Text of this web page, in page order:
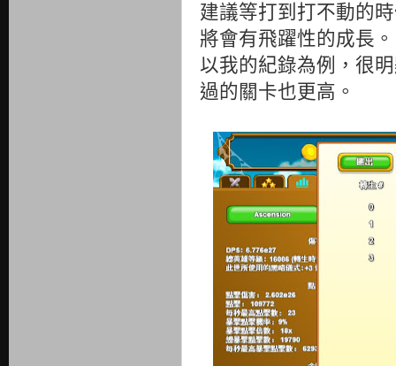
建議等打到打不動的
將會有飛躍性的成長。
以我的紀錄為例，很
過的關卡也更高。